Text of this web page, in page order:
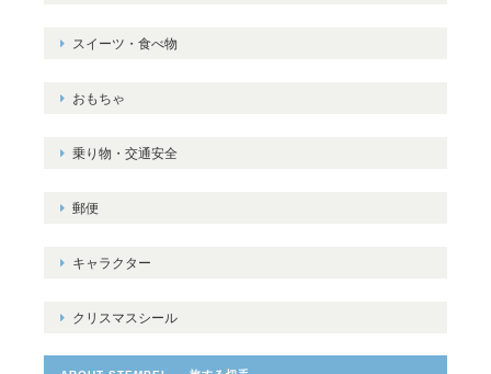
スイーツ・食べ物
おもちゃ
乗り物・交通安全
郵便
キャラクター
クリスマスシール